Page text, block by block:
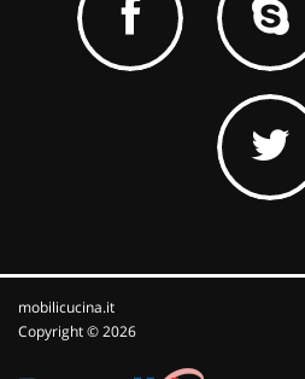
mobilicucina.it
Copyright © 2026